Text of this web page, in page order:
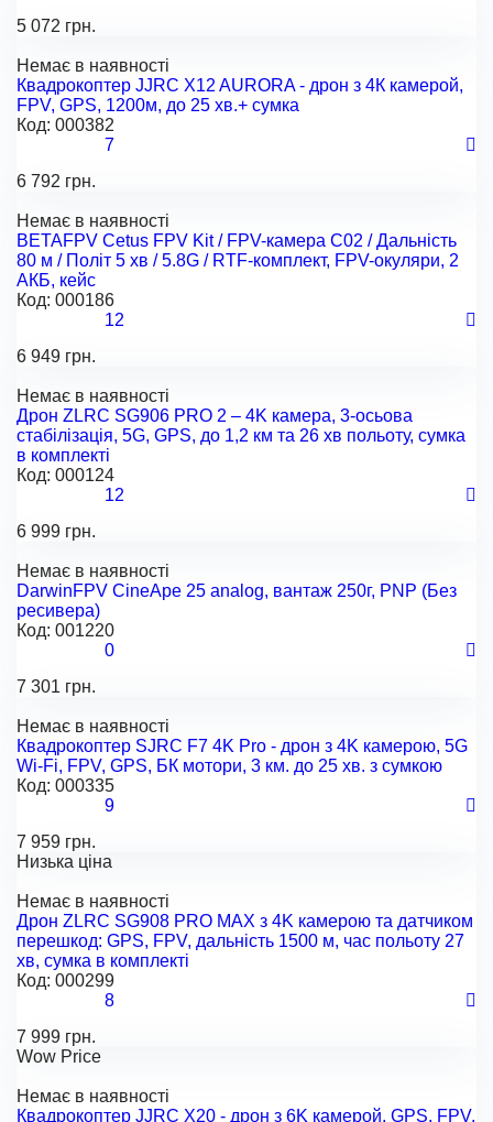
5 072 грн.
Немає в наявності
Квадрокоптер JJRC X12 AURORA - дрон з 4К камерой,
FPV, GPS, 1200м, до 25 хв.+ сумка
Код: 000382
7
6 792 грн.
Немає в наявності
BETAFPV Cetus FPV Kit / FPV-камера C02 / Дальність
80 м / Політ 5 хв / 5.8G / RTF-комплект, FPV-окуляри, 2
АКБ, кейс
Код: 000186
12
6 949 грн.
Немає в наявності
Дрон ZLRC SG906 PRO 2 – 4K камера, 3-осьова
стабілізація, 5G, GPS, до 1,2 км та 26 хв польоту, сумка
в комплекті
Код: 000124
12
6 999 грн.
Немає в наявності
DarwinFPV CineApe 25 analog, вантаж 250г, PNP (Без
ресивера)
Код: 001220
0
7 301 грн.
Немає в наявності
Квадрокоптер SJRC F7 4K Pro - дрон з 4K камерою, 5G
Wi-Fi, FPV, GPS, БК мотори, 3 км. до 25 хв. з сумкою
Код: 000335
9
7 959 грн.
Низька ціна
Немає в наявності
Дрон ZLRC SG908 PRO MAX з 4K камерою та датчиком
перешкод: GPS, FPV, дальність 1500 м, час польоту 27
хв, сумка в комплекті
Код: 000299
8
7 999 грн.
Wow Price
Немає в наявності
Квадрокоптер JJRC X20 - дрон з 6K камерой, GPS, FPV,